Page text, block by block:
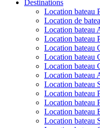
Destinations
Location bateau
Location de
Location bateau
Location bateau
Location bateau
Location bateau
Location bateau
Location bateau
Location bateau
Location bateau
Location bateau
Location bateau
Location bateau